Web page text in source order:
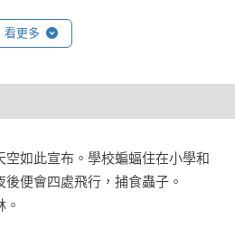
說話了，「夜市」開幕了，那是人
他小時候賣了弟弟；這次，要將
少數人才見得到的神祕古道。死者
世界各處。只是，十分危險。最
友因而投身古道……追尋失去之
看更多
如此宣布。學校蝙蝠住在小學和
便會四處飛行，捕食蟲子。